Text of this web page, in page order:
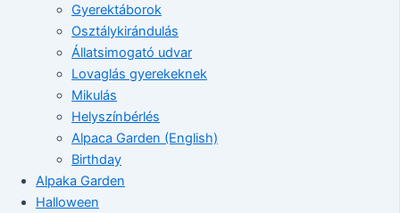
Gyerektáborok
Osztálykirándulás
Állatsimogató udvar
Lovaglás gyerekeknek
Mikulás
Helyszínbérlés
Alpaca Garden (English)
Birthday
Alpaka Garden
Halloween